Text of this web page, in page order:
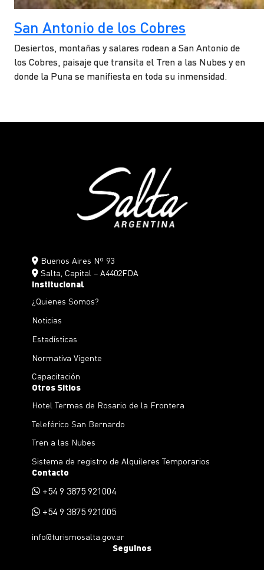
San Antonio de los Cobres
Desiertos, montañas y salares rodean a San Antonio de
los Cobres, paisaje que transita el Tren a las Nubes y en
donde la Puna se manifiesta en toda su inmensidad.
Buenos Aires Nº 93
Salta, Capital – A4402FDA
Institucional
¿Quienes Somos?
Noticias
Estadísticas
Normativa Vigente
Capacitación
Otros Sitios
Hotel Termas de Rosario de la Frontera
Teleférico San Bernardo
Tren a las Nubes
Sistema de registro de Alquileres Temporarios
Contacto
+54 9 3875 921004
+54 9 3875 921005
info@turismosalta.gov.ar
Seguinos